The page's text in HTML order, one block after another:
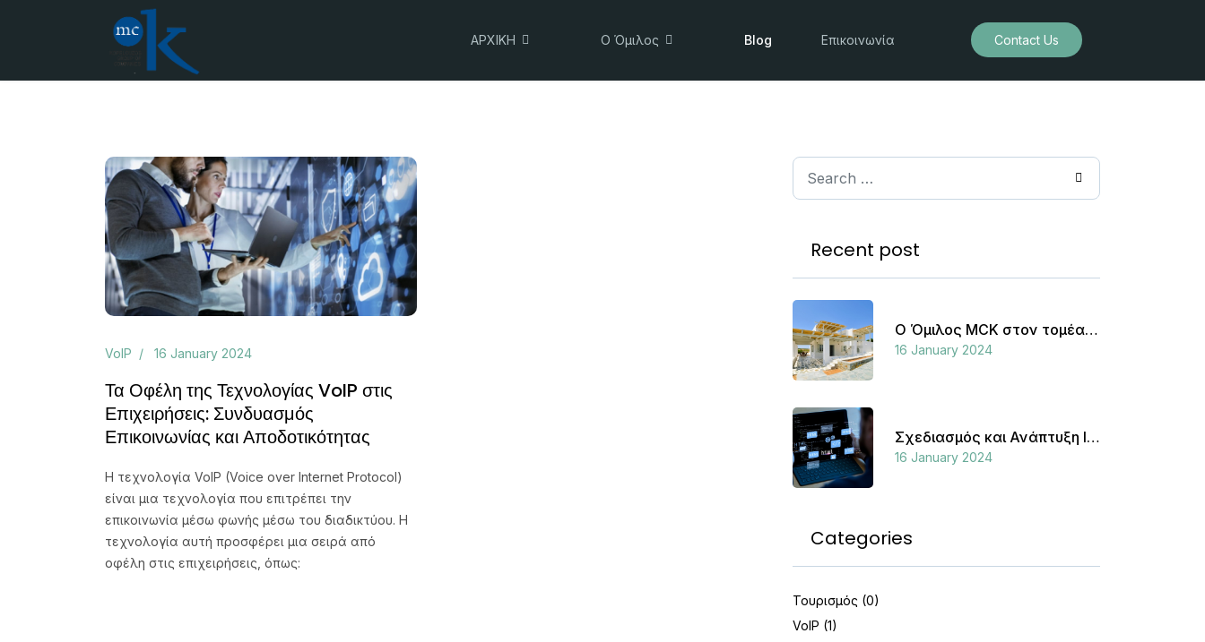
ΑΡΧΙΚΗ Ο Όμιλος Blog Επικοινωνία Contact Us
Τα Οφέλη της Τεχνολογίας VoIP στις
Επιχειρήσεις: Συνδυασμός
Επικοινωνίας και Αποδοτικότητας
VoIP 16 January 2024
Η τεχνολογία VoIP (Voice over Internet Protocol)
είναι μια τεχνολογία που επιτρέπει την
επικοινωνία μέσω φωνής μέσω του διαδικτύου. Η
τεχνολογία αυτή προσφέρει μια σειρά από
οφέλη στις επιχειρήσεις, όπως:
Search
Recent post
Ο Όμιλος MCK στον τομέα του τουρισμού
16 January 2024
Σχεδιασμός και Ανάπτυξη Ιστοσελίδων: Ο Κρίσιμος Ρόλος του Web Development
16 January 2024
Categories
Τουρισμός (0)
VoIP (1)